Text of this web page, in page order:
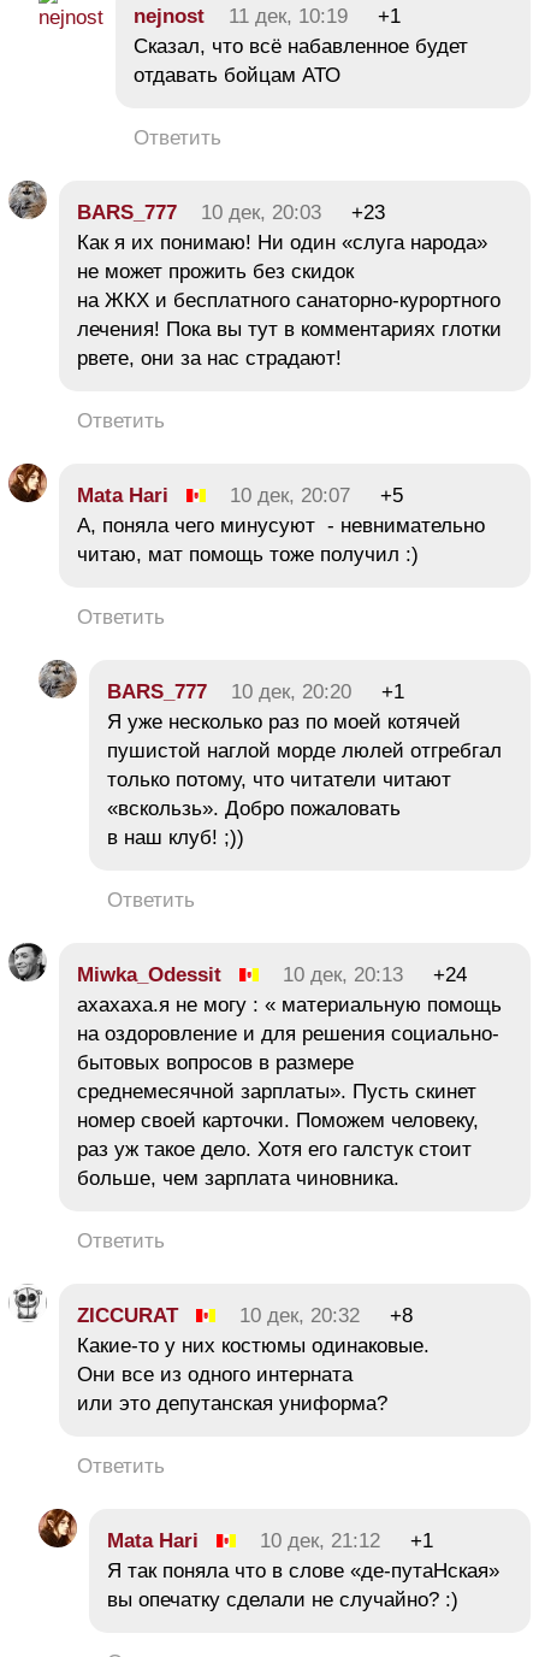
nejnost 11 дек, 10:19
+1
Сказал, что всё набавленное будет
отдавать бойцам АТО
Ответить
BARS_777 10 дек, 20:03
+23
Как я их понимаю! Ни один «слуга народа»
не может прожить без скидок
на ЖКХ и бесплатного санаторно-курортного
лечения! Пока вы тут в комментариях глотки
рвете, они за нас страдают!
Ответить
Mata Hari 10 дек, 20:07
+5
А, поняла чего минусуют - невнимательно
читаю, мат помощь тоже получил :)
Ответить
BARS_777 10 дек, 20:20
+1
Я уже несколько раз по моей котячей
пушистой наглой морде люлей отгребгал
только потому, что читатели читают
«вскользь». Добро пожаловать
в наш клуб! ;))
Ответить
Miwka_Odessit 10 дек, 20:13
+24
ахахаха.я не могу : « материальную помощь
на оздоровление и для решения социально-
бытовых вопросов в размере
среднемесячной зарплаты». Пусть скинет
номер своей карточки. Поможем человеку,
раз уж такое дело. Хотя его галстук стоит
больше, чем зарплата чиновника.
Ответить
ZICCURAT 10 дек, 20:32
+8
Какие-то у них костюмы одинаковые.
Они все из одного интерната
или это депутанская униформа?
Ответить
Mata Hari 10 дек, 21:12
+1
Я так поняла что в слове «де-путаНская»
вы опечатку сделали не случайно? :)